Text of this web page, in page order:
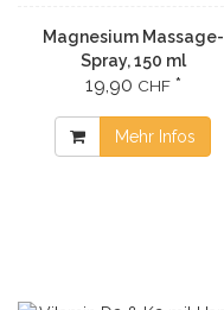
Magnesium Massage-
Spray, 150 ml
19,90 CHF*
Mehr Infos